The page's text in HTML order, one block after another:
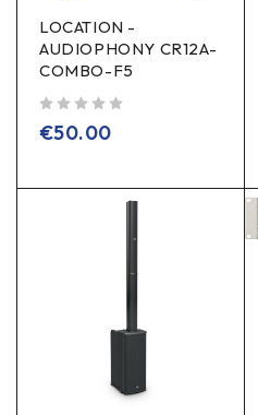
LOCATION -
AUDIOPHONY CR12A-
COMBO-F5
€50.00